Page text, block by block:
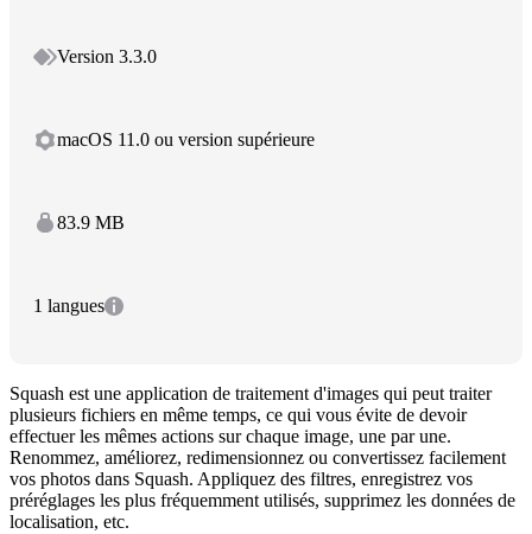
Version 3.3.0
macOS 11.0 ou version supérieure
83.9 MB
1 langues
Squash est une application de traitement d'images qui peut traiter
plusieurs fichiers en même temps, ce qui vous évite de devoir
effectuer les mêmes actions sur chaque image, une par une.
Renommez, améliorez, redimensionnez ou convertissez facilement
vos photos dans Squash. Appliquez des filtres, enregistrez vos
préréglages les plus fréquemment utilisés, supprimez les données de
localisation, etc.